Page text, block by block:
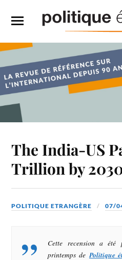
The India-US
Trillion by
POLITIQUE ETRANGÈRE 07/
Cette recension a été
printemps dePolitique